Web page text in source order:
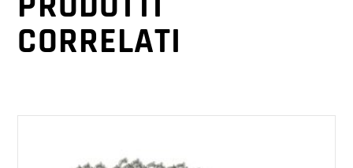
CORRELATI